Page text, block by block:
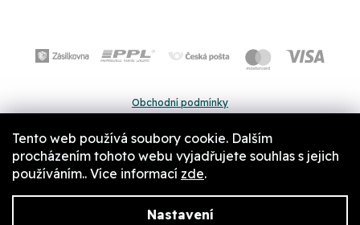
Tento web používá soubory cookie. Dalším
procházením tohoto webu vyjadřujete souhlas s jejich
používáním.. Více informací zde.
Nastavení
Obchodní podmínky
Pravidla a nastavení cookies